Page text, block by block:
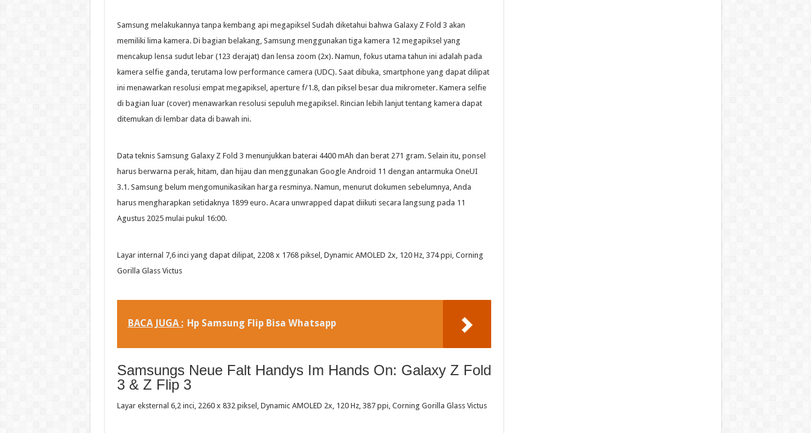
Samsung melakukannya tanpa kembang api megapiksel Sudah diketahui bahwa Galaxy Z Fold 3 akan
memiliki lima kamera. Di bagian belakang, Samsung menggunakan tiga kamera 12 megapiksel yang
mencakup lensa sudut lebar (123 derajat) dan lensa zoom (2x). Namun, fokus utama tahun ini adalah pada
kamera selfie ganda, terutama low performance camera (UDC). Saat dibuka, smartphone yang dapat dilipat
ini menawarkan resolusi empat megapiksel, aperture f/1.8, dan piksel besar dua mikrometer. Kamera selfie
di bagian luar (cover) menawarkan resolusi sepuluh megapiksel. Rincian lebih lanjut tentang kamera dapat
ditemukan di lembar data di bawah ini.
Data teknis Samsung Galaxy Z Fold 3 menunjukkan baterai 4400 mAh dan berat 271 gram. Selain itu, ponsel
harus berwarna perak, hitam, dan hijau dan menggunakan Google Android 11 dengan antarmuka OneUI
3.1. Samsung belum mengomunikasikan harga resminya. Namun, menurut dokumen sebelumnya, Anda
harus mengharapkan setidaknya 1899 euro. Acara unwrapped dapat diikuti secara langsung pada 11
Agustus 2025 mulai pukul 16:00.
Layar internal 7,6 inci yang dapat dilipat, 2208 x 1768 piksel, Dynamic AMOLED 2x, 120 Hz, 374 ppi, Corning
Gorilla Glass Victus
BACA JUGA : Hp Samsung Flip Bisa Whatsapp
Samsungs Neue Falt Handys Im Hands On: Galaxy Z Fold
3 & Z Flip 3
Layar eksternal 6,2 inci, 2260 x 832 piksel, Dynamic AMOLED 2x, 120 Hz, 387 ppi, Corning Gorilla Glass Victus